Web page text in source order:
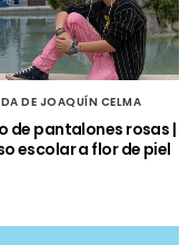
DE JOAQUÍN CELMA
de pantalones rosas |
escolar a flor de piel